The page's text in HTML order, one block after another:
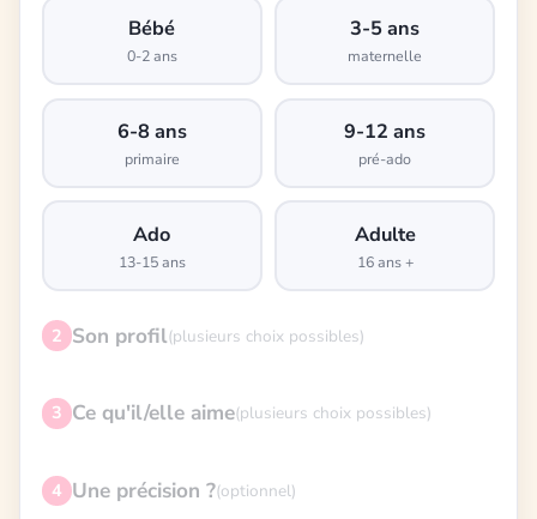
Bébé
0-2 ans
3-5 ans
maternelle
6-8 ans
primaire
9-12 ans
pré-ado
Ado
13-15 ans
Adulte
16 ans +
2 Son profil(plusieurs choix possibles)
3 Ce qu'il/elle aime(plusieurs choix possibles)
4 Une précision ?(optionnel)